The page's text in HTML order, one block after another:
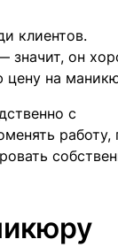
клиентов.
значит, он
цену на
с
работу,